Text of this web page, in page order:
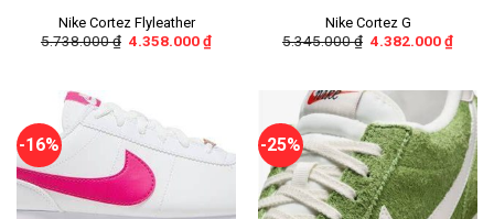
Nike Cortez Flyleather
5.738.000₫ 4.358.000₫
Nike Cortez G
5.345.000₫ 4.382.000₫
-16% -25%